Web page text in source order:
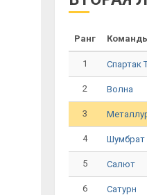
Ранг
1 Спартак
2 Волна
3
4 Шумбрат
5 Салют
6 Сатурн